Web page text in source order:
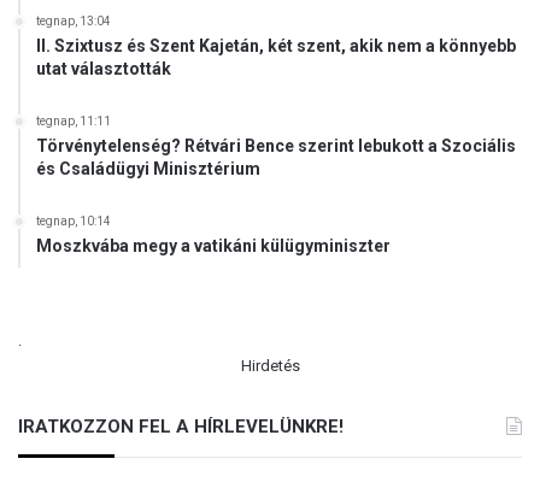
tegnap, 13:04
II. Szixtusz és Szent Kajetán, két szent, akik nem a könnyebb
utat választották
tegnap, 11:11
Törvénytelenség? Rétvári Bence szerint lebukott a Szociális
és Családügyi Minisztérium
tegnap, 10:14
Moszkvába megy a vatikáni külügyminiszter
.
Hirdetés
IRATKOZZON FEL A HÍRLEVELÜNKRE!